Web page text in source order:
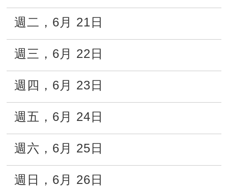
週二 ， 6月 21日
週三 ， 6月 22日
週四 ， 6月 23日
週五 ， 6月 24日
週六 ， 6月 25日
週日 ， 6月 26日